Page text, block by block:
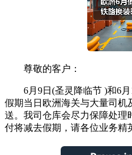
尊敬的客户：
6月9日(圣灵降临节 )和6月
假期当日欧洲海关与大量司机
送。我司仓库会尽力保障处理
付将减去假期，请各位业务精